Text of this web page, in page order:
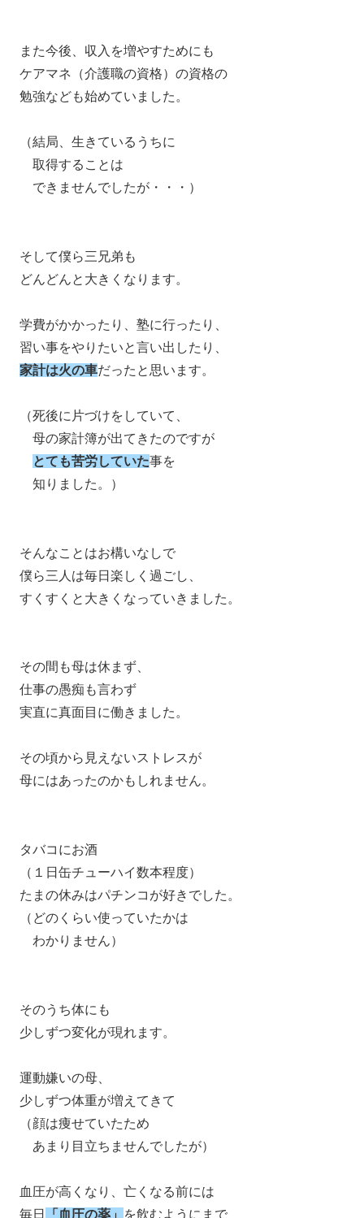
また今後、収入を増やすためにも
ケアマネ（介護職の資格）の資格の
勉強なども始めていました。
（結局、生きているうちに
取得することは
できませんでしたが・・・）
そして僕ら三兄弟も
どんどんと大きくなります。
学費がかかったり、塾に行ったり、
習い事をやりたいと言い出したり、
家計は火の車だったと思います。
（死後に片づけをしていて、
母の家計簿が出てきたのですが
とても苦労していた事を
知りました。）
そんなことはお構いなしで
僕ら三人は毎日楽しく過ごし、
すくすくと大きくなっていきました。
その間も母は休まず、
仕事の愚痴も言わず
実直に真面目に働きました。
その頃から見えないストレスが
母にはあったのかもしれません。
タバコにお酒
（１日缶チューハイ数本程度）
たまの休みはパチンコが好きでした。
（どのくらい使っていたかは
わかりません）
そのうち体にも
少しずつ変化が現れます。
運動嫌いの母、
少しずつ体重が増えてきて
（顔は痩せていたため
あまり目立ちませんでしたが）
血圧が高くなり、亡くなる前には
毎日
「血圧の薬」
を飲むようにまで